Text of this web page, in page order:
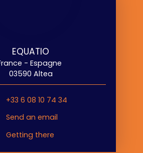
EQUATIO
France - Espagne
03590 Altea
+33 6 08 10 74 34
Send an email
Getting there